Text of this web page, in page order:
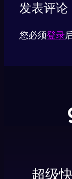
发表评论
您必须登录
超级快